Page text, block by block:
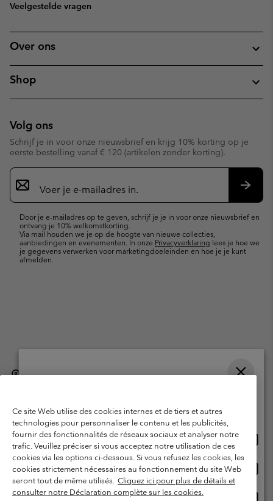
Veelgestelde vragen
Over ons
Shop
Volg ons
Schrijf je in voor onze nieuwsbrief en krijg 10% korting op je
eerste bestelling vanaf € 120 (artikelen zonder korting).
Aanmelden
voor
e-
Door je e-mailadres op te geven, schrijf je je in voor onze nieuwsbrief en
ontvang je 10% welkomstkorting.
Via mail houden we je op de hoogte van nieuwe collecties,
aanbiedingen en evenementen. In onze Privacyverklaring lees je hoe we
je gegevens verwerken voor marketingdoeleinden en hoe je je kunt
afmelden.
België (Nederlands) | English ›| français ›
Gebruiksvoorwaarden
Verkoopvoorwaarden
Garantie
Privacybeleid
Gebruiksvoorwaarden voor lidmaatschap
Voorwaarden voor door gebruikers gegenereerde inhoud
Impressum
Cookies
Ce site Web utilise des cookies internes et de tiers et autres
technologies pour personnaliser le contenu et les publicités,
fournir des fonctionnalités de réseaux sociaux et analyser notre
trafic. Veuillez préciser si vous acceptez notre utilisation de ces
cookies via les options ci-dessous. Si vous refusez les cookies, les
cookies strictement nécessaires au fonctionnement du site Web
seront tout de même utilisés. Cliquez ici pour plus de détails et
consulter notre Déclaration complète sur les cookies.
Online shoppen beschikbaar
United States
Belgium-English
Belgium-Français